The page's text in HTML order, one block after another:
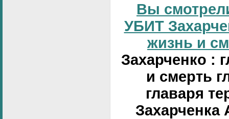
Вы
УБИТ
жизнь и
Захарченко :
и смерть
главаря
Захарченка